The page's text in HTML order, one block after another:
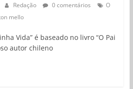
Redação 0 comentários
O
mello
Vida” é baseado no livro “O Pai
autor chileno